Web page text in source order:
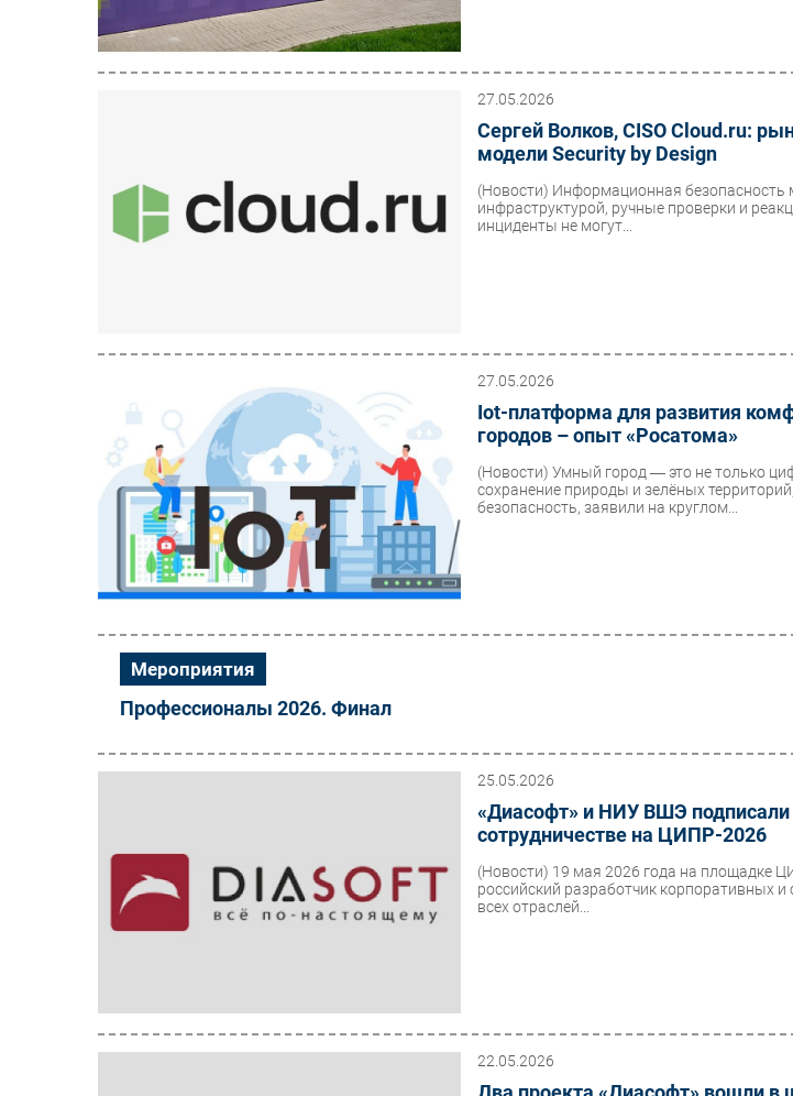
27.05.2026
Сергей Волков, CISO Cloud.ru:
модели Security by Design
(Новости) Информационная безопасность
инфраструктурой, ручные проверки и
инциденты не могут...
27.05.2026
Iot-платформа для развития
городов – опыт «Росатома»
(Новости)Умный город ― это не только
сохранение природы и зелёных
безопасность, заявили на круглом...
Мероприятия
Профессионалы 2026. Финал
25.05.2026
«Диасофт» и НИУ ВШЭ подписали
сотрудничестве на ЦИПР-2026
(Новости) 19 мая 2026 года на площадке
российский разработчик корпоративных
всех отраслей...
22.05.2026